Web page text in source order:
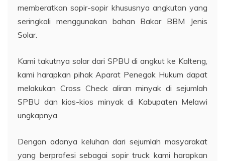
memberatkan sopir-sopir khususnya angkutan yang
seringkali menggunakan bahan Bakar BBM Jenis
Solar.
Kami takutnya solar dari SPBU di angkut ke Kalteng,
kami harapkan pihak Aparat Penegak Hukum dapat
melakukan Cross Check aliran minyak di sejumlah
SPBU dan kios-kios minyak di Kabupaten Melawi
ungkapnya.
Dengan adanya keluhan dari sejumlah masyarakat
yang berprofesi sebagai sopir truck kami harapkan